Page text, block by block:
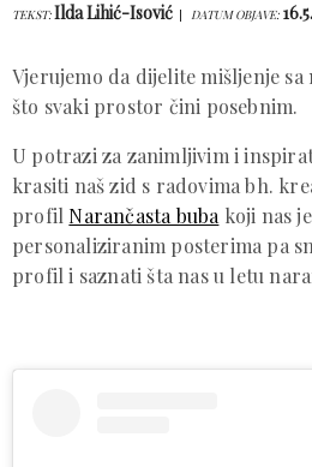
TEKST:Ilda Lihić-Isović DATUM OBJAVE:
Vjerujemo da dijelite mišljenje sa
što svaki prostor čini posebnim.
U potrazi za zanimljivim i
krasiti naš zid s radovima bh.
profil Narančasta buba koji nas
personaliziranim posterima pa
profil i saznati šta nas u letu